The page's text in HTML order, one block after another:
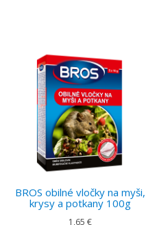
BROS obilné vločky na myši,
krysy a potkany 100g
1,65 €